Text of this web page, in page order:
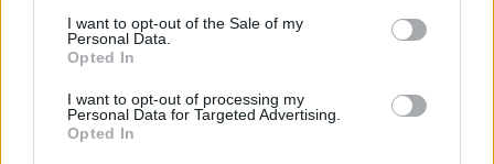
I want to opt-out of the Sale of my
Personal Data.
Opted In
I want to opt-out of processing my
Personal Data for Targeted Advertising.
Opted In